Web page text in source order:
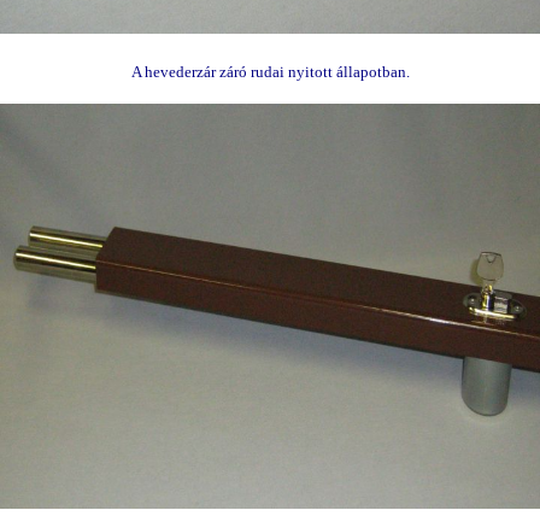
A hevederzár záró rudai nyitott állapotban.